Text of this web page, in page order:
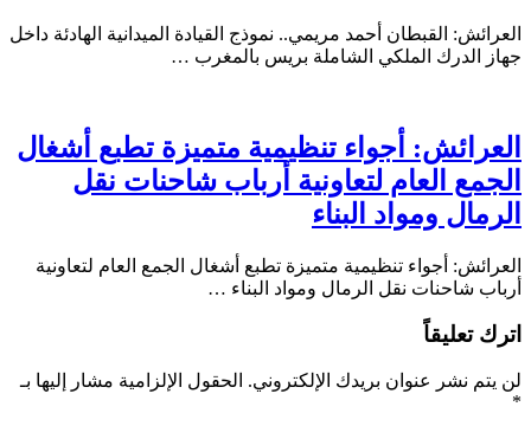
العرائش: القبطان أحمد مريمي.. نموذج القيادة الميدانية الهادئة داخل
جهاز الدرك الملكي الشاملة بريس بالمغرب …
العرائش: أجواء تنظيمية متميزة تطبع أشغال
الجمع العام لتعاونية أرباب شاحنات نقل
الرمال ومواد البناء
العرائش: أجواء تنظيمية متميزة تطبع أشغال الجمع العام لتعاونية
أرباب شاحنات نقل الرمال ومواد البناء …
اترك تعليقاً
لن يتم نشر عنوان بريدك الإلكتروني. الحقول الإلزامية مشار إليها بـ
*